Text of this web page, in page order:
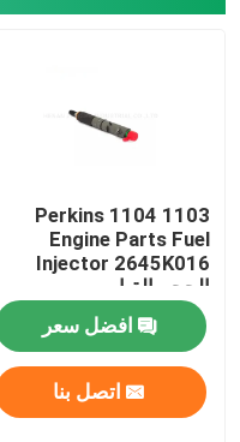
1103 1104 Perkins
Engine Parts Fuel
Injector 2645K016
الحجم القياسي
افضل سعر
اتصل بنا